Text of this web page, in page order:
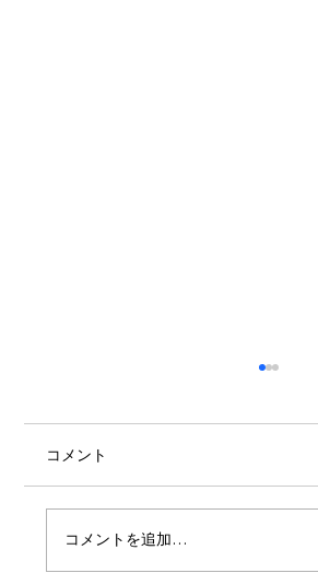
コメント
コメントを追加…